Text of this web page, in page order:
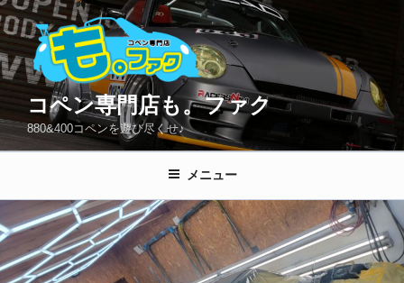
コ
ン
テ
ン
へ
ス
プ
コペン専門店も。ファク
880&400コペンを遊び尽くせ♪
メニュー